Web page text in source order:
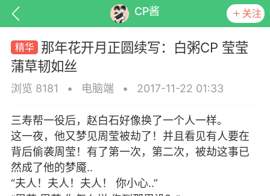
CP酱 关注
排行 头衔 抽奖
动态
那年花开月正圆续写：白粥CP 莹莹
蒲草韧如丝
浏览 8181 • 电脑端 • 2017-11-22 01:33
三寿帮一役后，赵白石好像换了一个人一样。
这一夜，他又梦见周莹被劫了！并且看见有人要在
背后偷袭周莹！有了第一次，第二次，被劫这事已
然成了他的梦魇..
“夫人！夫人！夫人！ 你小心..”